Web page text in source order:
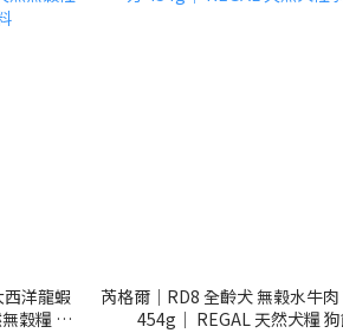
洋龍蝦
穀糧 4.1
芮格爾｜RD8 全齡犬 無榖水牛
454g｜ REGAL 天然犬糧